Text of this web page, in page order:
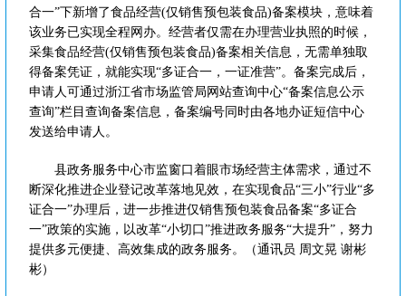
合一”下新增了食品经营(仅销售预包装食品)备案模块，意味着
该业务已实现全程网办。经营者仅需在办理营业执照的时候，
采集食品经营(仅销售预包装食品)备案相关信息，无需单独取
得备案凭证，就能实现“多证合一，一证准营”。备案完成后，
申请人可通过浙江省市场监管局网站查询中心“备案信息公示
查询”栏目查询备案信息，备案编号同时由各地办证短信中心
发送给申请人。
县政务服务中心市监窗口着眼市场经营主体需求，通过不
断深化推进企业登记改革落地见效，在实现食品“三小”行业“多
证合一”办理后，进一步推进仅销售预包装食品备案“多证合
一”政策的实施，以改革“小切口”推进政务服务“大提升”，努力
提供多元便捷、高效集成的政务服务。（通讯员 周文晃 谢彬
彬）